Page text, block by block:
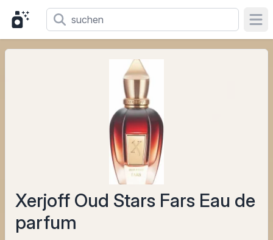
Xerjoff Oud Stars Fars Eau de
parfum